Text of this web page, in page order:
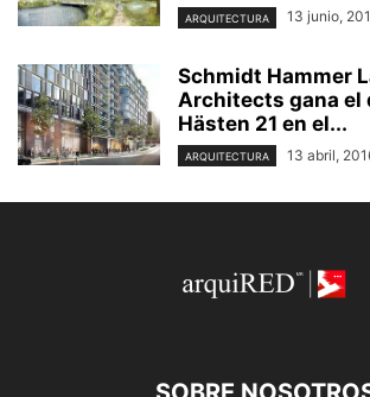
ARQUITECTURA 13 junio,
Schmidt Hammer
Architects gana el
Hästen 21 en el...
ARQUITECTURA 13 abril,